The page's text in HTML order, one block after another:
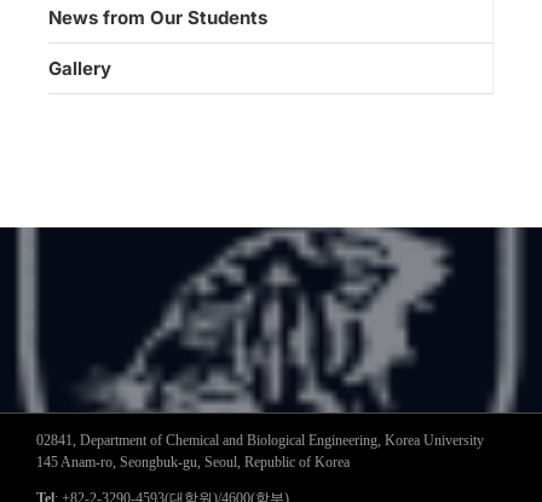
News from Our Students
Gallery
02841, Department of Chemical and Biological Engineering, Korea University
145 Anam-ro, Seongbuk-gu, Seoul, Republic of Korea